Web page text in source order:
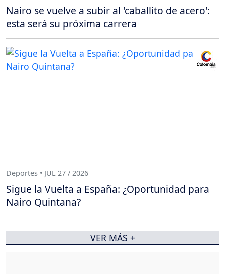
Nairo se vuelve a subir al 'caballito de acero':
esta será su próxima carrera
Deportes • JUL 27 / 2026
Sigue la Vuelta a España: ¿Oportunidad para
Nairo Quintana?
VER MÁS +